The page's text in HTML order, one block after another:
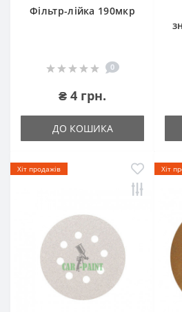
Фільтр-лійка 190мкр
0
₴ 4 грн.
ДО КОШИКА
Хіт продажів Хіт